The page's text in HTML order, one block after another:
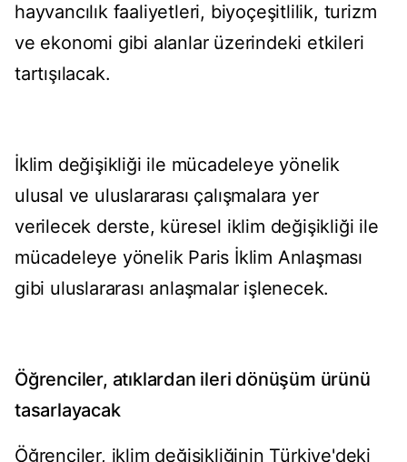
hayvancılık faaliyetleri, biyoçeşitlilik, turizm
ve ekonomi gibi alanlar üzerindeki etkileri
tartışılacak.
İklim değişikliği ile mücadeleye yönelik
ulusal ve uluslararası çalışmalara yer
verilecek derste, küresel iklim değişikliği ile
mücadeleye yönelik Paris İklim Anlaşması
gibi uluslararası anlaşmalar işlenecek.
Öğrenciler, atıklardan ileri dönüşüm ürünü
tasarlayacak
Öğrenciler, iklim değişikliğinin Türkiye'deki